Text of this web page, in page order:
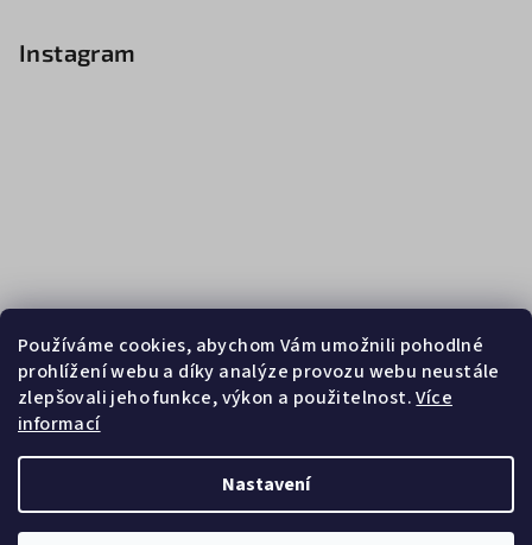
Používáme cookies, abychom Vám umožnili pohodlné
prohlížení webu a díky analýze provozu webu neustále
zlepšovali jeho funkce, výkon a použitelnost.Více
informací
Nastavení
Instagram
Sledovat na Instagramu